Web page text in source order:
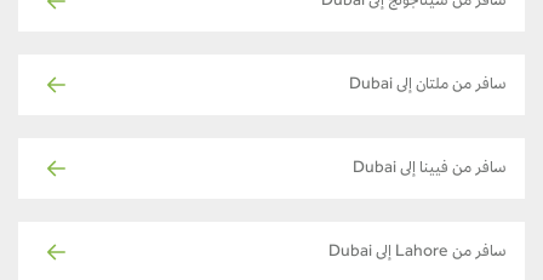
سافر من ملتان إلى Dubai
سافر من فيينا إلى Dubai
سافر من Lahore إلى Dubai